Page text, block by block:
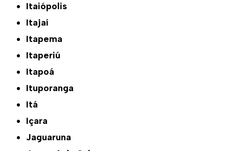
Itaiópolis
Itajaí
Itapema
Itaperiú
Itapoá
Ituporanga
Itá
Içara
Jaguaruna